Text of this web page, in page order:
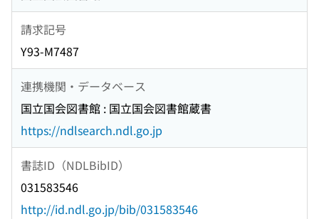
請求記号
Y93-M7487
連携機関・データベース
国立国会図書館 : 国立国会図書館蔵書
https://ndlsearch.ndl.go.jp
書誌ID（NDLBibID）
031583546
http://id.ndl.go.jp/bib/031583546